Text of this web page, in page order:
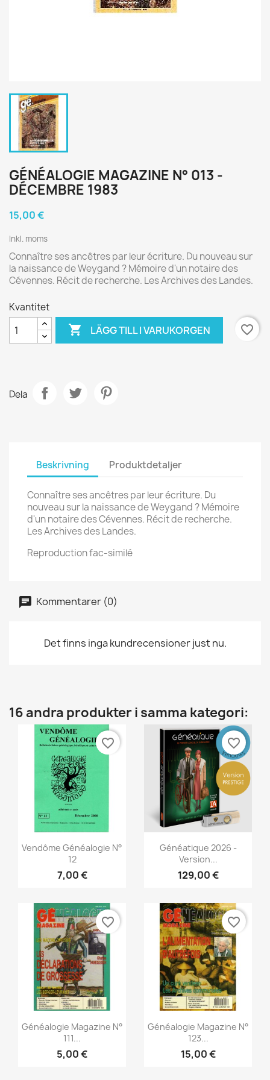
GÉNÉALOGIE MAGAZINE N° 013 -
DÉCEMBRE 1983
15,00 €
Inkl. moms
Connaître ses ancêtres par leur écriture. Du nouveau sur
la naissance de Weygand ? Mémoire d'un notaire des
Cévennes. Récit de recherche. Les Archives des Landes.
Kvantitet
 LÄGG TILL I VARUKORGEN favorite_border
Dela
Beskrivning Produktdetaljer
Connaître ses ancêtres par leur écriture. Du
nouveau sur la naissance de Weygand ? Mémoire
d'un notaire des Cévennes. Récit de recherche.
Les Archives des Landes.
Reproduction fac-similé
Kommentarer (0)
Det finns inga kundrecensioner just nu.
16 andra produkter i samma kategori:
Snabbvy
Vendôme Généalogie N°
12
7,00 €
favorite_border
Snabbvy
Généatique 2026 -
Version...
129,00 €
favorite_border
Snabbvy
Généalogie Magazine N°
111...
5,00 €
favorite_border
Snabbvy
Généalogie Magazine N°
123...
15,00 €
favorite_border